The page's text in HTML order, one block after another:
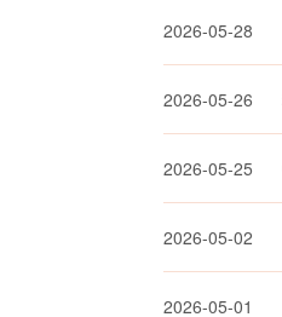
2026-05-28
2026-05-26
2026-05-25
2026-05-02
2026-05-01